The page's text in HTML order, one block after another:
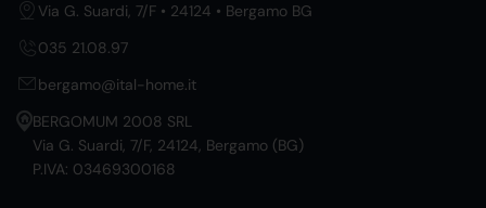
Via G. Suardi, 7/F • 24124 • Bergamo BG
035 21.08.97
bergamo@ital-home.it
BERGOMUM 2008 SRL
Via G. Suardi, 7/F, 24124, Bergamo (BG)
P.IVA: 03469300168